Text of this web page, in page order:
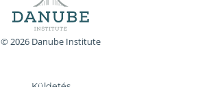
© 2026 Danube Institute